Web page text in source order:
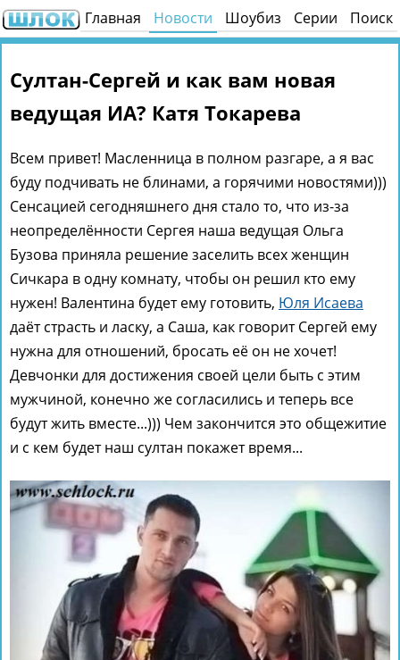
Главная Новости Шоубиз Серии Поиск
Султан-Сергей и как вам новая
ведущая ИА? Катя Токарева
Всем привет! Масленница в полном разгаре, а я вас
буду подчивать не блинами, а горячими новостями)))
Сенсацией сегодняшнего дня стало то, что из-за
неопределённости Сергея наша ведущая Ольга
Бузова приняла решение заселить всех женщин
Сичкара в одну комнату, чтобы он решил кто ему
нужен! Валентина будет ему готовить, Юля Исаева
даёт страсть и ласку, а Саша, как говорит Сергей ему
нужна для отношений, бросать её он не хочет!
Девчонки для достижения своей цели быть с этим
мужчиной, конечно же согласились и теперь все
будут жить вместе...))) Чем закончится это общежитие
и с кем будет наш султан покажет время...